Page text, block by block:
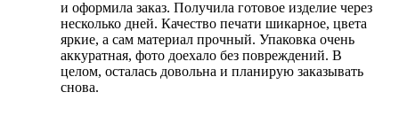
и оформила заказ. Получила готовое изделие через
несколько дней. Качество печати шикарное, цвета
яркие, а сам материал прочный. Упаковка очень
аккуратная, фото доехало без повреждений. В
целом, осталась довольна и планирую заказывать
снова.